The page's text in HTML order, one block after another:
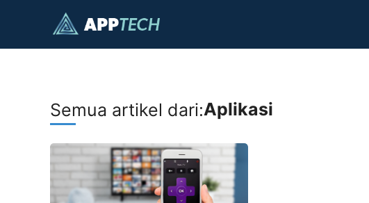
Semua artikel dari:Aplikasi